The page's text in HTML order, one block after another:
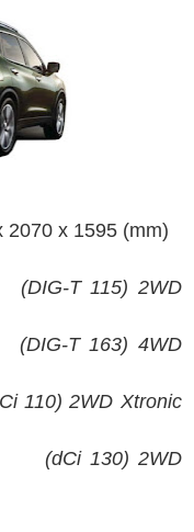
2070 x 1595 (mm)
(DIG-T 115) 2WD
(DIG-T 163) 4WD
110)2WD Xtronic
(dCi 130) 2WD